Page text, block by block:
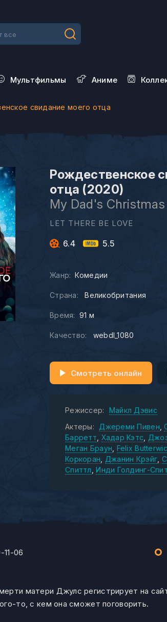
Мультфильмы Aниме
свидание моего отца
Рождественское
отца (2020)
My Dad's
LET THERE BE LOVE
6.4 5.5
Жанр: Комедии
Страна: Великобритания
Время: 91 м
Качество: webdl_1080
Смотреть онлайн
Режиссер:
Майкл Дэвис
Актеры:
Джереми Пивен
Барретт Хадар Кэтс
Меган Браун Felix
Коркоран
Джанин Крэйг
Спиттл
Инди Голдинг-
11-06
матери Джулс регистрирует на
то, с кем она сможет поговорить.